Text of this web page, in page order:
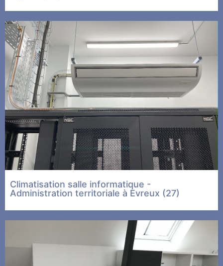
Climatisation salle informatique -
Administration territoriale à Evreux (27)